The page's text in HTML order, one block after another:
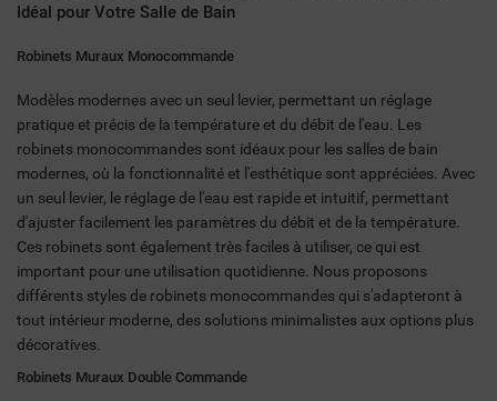
Idéal pour Votre Salle de Bain
Robinets Muraux Monocommande
Modèles modernes avec un seul levier, permettant un réglage
pratique et précis de la température et du débit de l'eau. Les
robinets monocommandes sont idéaux pour les salles de bain
modernes, où la fonctionnalité et l'esthétique sont appréciées. Avec
un seul levier, le réglage de l'eau est rapide et intuitif, permettant
d'ajuster facilement les paramètres du débit et de la température.
Ces robinets sont également très faciles à utiliser, ce qui est
important pour une utilisation quotidienne. Nous proposons
différents styles de robinets monocommandes qui s'adapteront à
tout intérieur moderne, des solutions minimalistes aux options plus
décoratives.
Robinets Muraux Double Commande